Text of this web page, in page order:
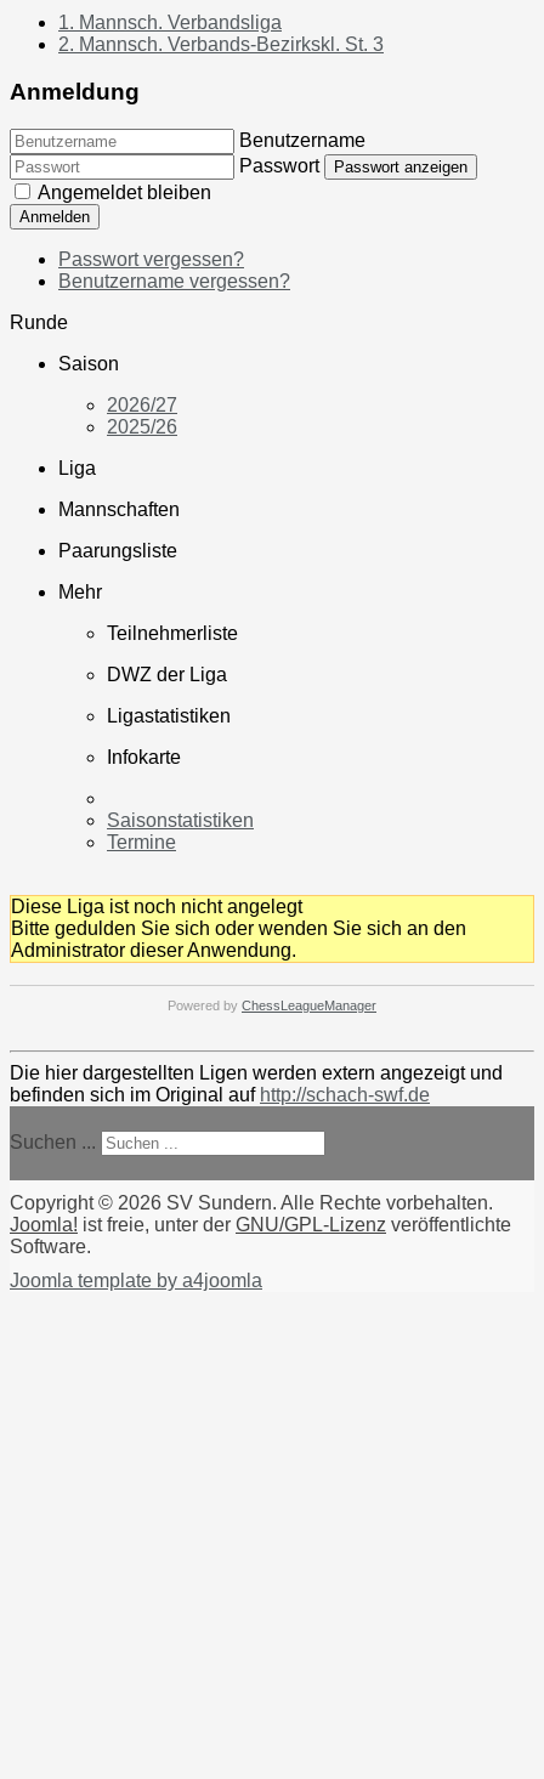
1. Mannsch. Verbandsliga
2. Mannsch. Verbands-Bezirkskl. St. 3
Anmeldung
Benutzername
Passwort
Passwort anzeigen
Angemeldet bleiben
Anmelden
Passwort vergessen?
Benutzername vergessen?
Runde
Saison
2026/27
2025/26
Liga
Mannschaften
Paarungsliste
Mehr
Teilnehmerliste
DWZ der Liga
Ligastatistiken
Infokarte
Saisonstatistiken
Termine
Diese Liga ist noch nicht angelegt
Bitte gedulden Sie sich oder wenden Sie sich an den
Administrator dieser Anwendung.
Powered by ChessLeagueManager
Die hier dargestellten Ligen werden extern angezeigt und
befinden sich im Original auf http://schach-swf.de
Suchen ...
Copyright © 2026 SV Sundern. Alle Rechte vorbehalten.
Joomla! ist freie, unter der GNU/GPL-Lizenz veröffentlichte
Software.
Joomla template by a4joomla